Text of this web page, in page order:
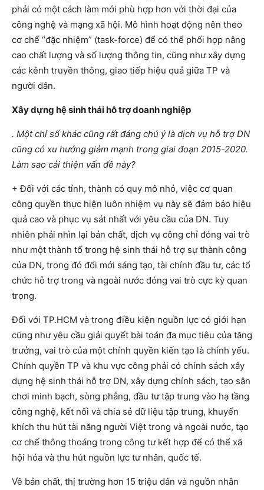
phải có một cách làm mới phù hợp hơn với thời đại của
công nghệ và mạng xã hội. Mô hình hoạt động nên theo
cơ chế “đặc nhiệm” (task-force) để có thể phối hợp nâng
cao chất lượng và số lượng thông tin, cũng như xây dựng
các kênh truyền thông, giao tiếp hiệu quả giữa TP và
người dân.
Xây dựng hệ sinh thái hỗ trợ doanh nghiệp
. Một chỉ số khác cũng rất đáng chú ý là dịch vụ hỗ trợ DN
cũng có xu hướng giảm mạnh trong giai đoạn 2015-2020.
Làm sao cải thiện vấn đề này?
+ Đối với các tỉnh, thành có quy mô nhỏ, việc cơ quan
công quyền thực hiện luôn nhiệm vụ này sẽ đảm bảo hiệu
quả cao và phục vụ sát nhất với yêu cầu của DN. Tuy
nhiên phải nhìn lại bản chất, dịch vụ công chỉ đóng vai trò
như một thành tố trong hệ sinh thái hỗ trợ sự thành công
của DN, trong đó đổi mới sáng tạo, tài chính đầu tư, các tổ
chức hỗ trợ trong và ngoài nước đóng vai trò cực kỳ quan
trọng.
Đối với TP.HCM và trong điều kiện nguồn lực có giới hạn
cũng như yêu cầu giải quyết bài toán đa mục tiêu của tăng
trưởng, vai trò của một chính quyền kiến tạo là chính yếu.
Chính quyền TP và khu vực công phải có chính sách xây
dựng hệ sinh thái hỗ trợ DN, xây dựng chính sách, tạo sân
chơi minh bạch, sòng phẳng, đầu tư tập trung vào hạ tầng
công nghệ, kết nối và chia sẻ dữ liệu tập trung, khuyến
khích thu hút tài năng người Việt trong và ngoài nước, tạo
cơ chế thông thoáng trong công tư kết hợp để có thể xã
hội hóa và thu hút nguồn lực tư nhân, quốc tế.
Về bản chất, thị trường hơn 15 triệu dân và nguồn nhân